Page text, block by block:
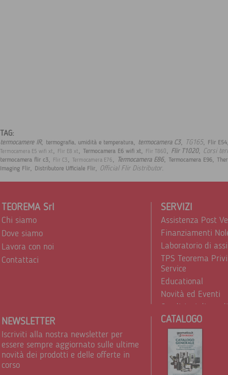
TAG:
termocamere IR, termografia, umidità e temperatura, termocamera C3, TG165, Flir E54
Termocamera E5 wifi xt, Flir E8 xt, Termocamera E6 wifi xt, Flir T860, Flir T1020, Corsi
termocamera flir c3, Flir C3, Termocamera E76, Termocamera E86, Termocamera E96,
Imaging Flir, Distributore Ufficiale Flir, Official Flir Distributor.
TEOREMA Srl
Chi siamo
Dove siamo
Lavora con noi
Contattaci
SERVIZI
Assistenza Post
Finanziamenti
Laboratorio di
TPS Teorema
Service
Educational
Novità ed Eventi
Condizioni di
Trattamento dei
NEWSLETTER
Iscriviti alla nostra newsletter per
essere sempre aggiornato sulle ultime
novità dei prodotti e delle offerte in
corso
CATALOGO